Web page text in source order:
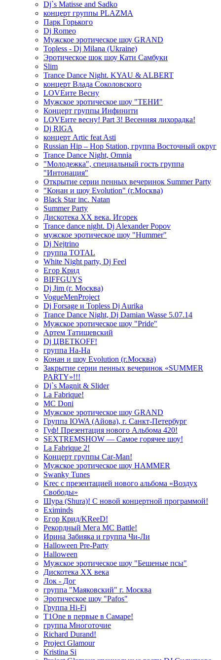
Dj`s Matisse and Sadko
концерт группы PLAZMA
Парк Горького
Dj Romeo
Мужское эротическое шоу GRAND
Topless - Dj Milana (Ukraine)
Эротическое шок шоу Кати Самбуки
Slim
Trance Dance Night. KYAU & ALBERT
концерт Влада Соколовского
LOVEите Весну
Мужское эротическое шоу "ТЕНИ"
Концерт группы Инфинити
LOVEите весну! Part 3! Весенняя лихорадка!
Dj RIGA
концерт Artic feat Asti
Russian Hip – Hop Station, группа Восточный округ
Trance Dance Night, Omnia
"Молодежка", специальный гость группа
"Интонация"
Открытие серии пенных вечеринок Summer Party
"Конан и шоу Evolution" (г.Москва)
Black Star inc. Natan
Summer Party
Дискотека ХХ века. Игорек
Trance dance night. Dj Alexander Popov
мужское эротическое шоу "Hummer"
Dj Nejtrino
группа TOTAL
White Night party, Dj Feel
Егор Крид
BIFFGUYS
Dj Jim (г. Москва)
VogueMenProject
Dj Forsage и Topless Dj Aurika
Trance Dance Night, Dj Damian Wasse 5.07.14
Мужское эротическое шоу "Pride"
Артем Татищевский
Dj ЦВЕТКOFF!
группа На-На
Конан и шоу Evolution (г.Москва)
Закрытие серии пенных вечеринок «SUMMER
PARTY»!!!
Dj`s Magnit & Slider
La Fabrique!
MC Doni
Мужское эротическое шоу GRAND
Группа IOWA (Айова), г. Санкт-Петербург
Гуф! Презентация нового Альбома 420!
SEXTREMSHOW — Самое горячее шоу!
La Fabrique 2!
Концерт группы Car-Man!
Мужское эротическое шоу HAMMER
Swanky Tunes
Krec с презентацией нового альбома «Воздух
Свободы»
Шура (Shura)! С новой концертной программой!
Eximinds
Егор Крид/KReeD!
Рекордный Мега МС Battle!
Ирина Забияка и группа Чи-Ли
Halloween Pre-Party
Halloween
Мужское эротическое шоу "Бешеные псы"
Дискотека ХХ века
Лок - Дог
группа "Маяковский" г. Москва
Эротическое шоу "Pafos"
Группа Hi-Fi
T1One в первые в Самаре!
группа Многоточие
Richard Durand!
Project Glamour
Kristina Si